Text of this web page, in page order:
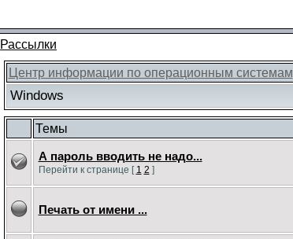
Рассылки
Центр информации по операционным системам
Windows
Темы
А пароль вводить не надо...
Перейти к странице [ 1 2 ]
Печать от имени ...